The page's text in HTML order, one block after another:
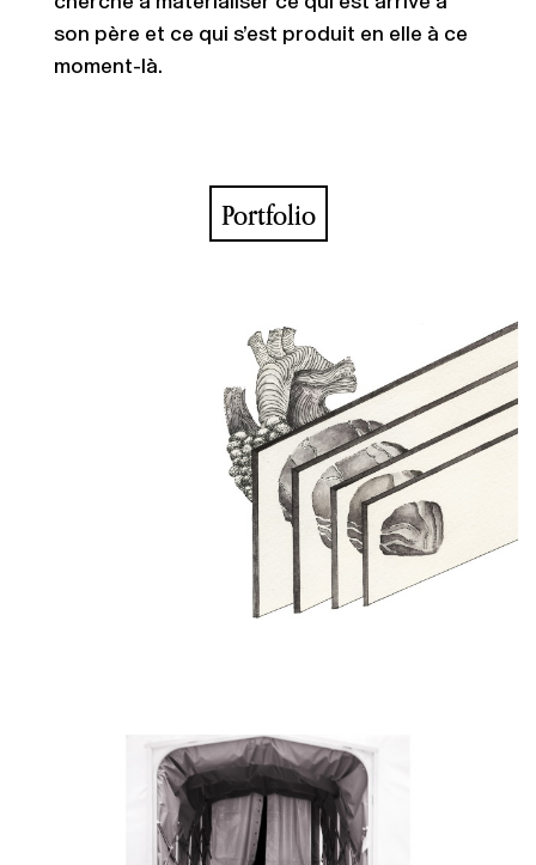
son père et ce qui s’est produit en elle à ce
moment-là.
Portfolio